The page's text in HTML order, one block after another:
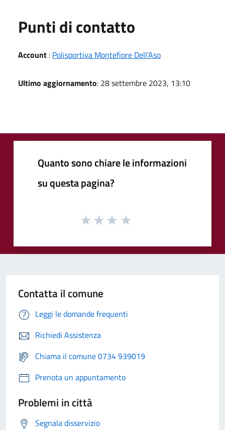
Punti di contatto
Account : Polisportiva Montefiore Dell'Aso
Ultimo aggiornamento: 28 settembre 2023, 13:10
Quanto sono chiare le informazioni
su questa pagina?
Contatta il comune
Leggi le domande frequenti
Richiedi Assistenza
Chiama il comune 0734 939019
Prenota un appuntamento
Problemi in città
Segnala disservizio